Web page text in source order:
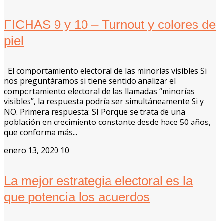
FICHAS 9 y 10 – Turnout y colores de
piel
El comportamiento electoral de las minorías visibles Si
nos preguntáramos si tiene sentido analizar el
comportamiento electoral de las llamadas “minorías
visibles”, la respuesta podría ser simultáneamente Si y
NO. Primera respuesta: SI Porque se trata de una
población en crecimiento constante desde hace 50 años,
que conforma más...
enero 13, 2020 10
La mejor estrategia electoral es la
que potencia los acuerdos